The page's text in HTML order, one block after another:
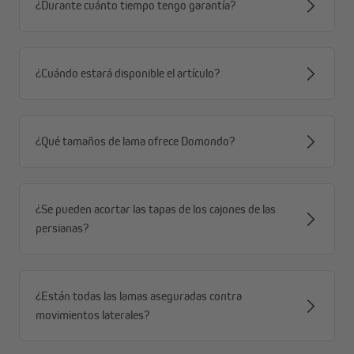
se adapta óptimamente a las condiciones
¿Durante cuánto tiempo tengo garantía?
¿Cuándo estará disponible el artículo?
¿Qué tamaños de lama ofrece Domondo?
¿Se pueden acortar las tapas de los cajones de las
persianas?
¿Están todas las lamas aseguradas contra
movimientos laterales?